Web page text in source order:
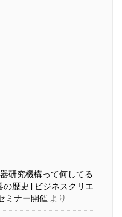
研究機構って何してる
の歴史 | ビジネスクリエ
ミナー開催 より